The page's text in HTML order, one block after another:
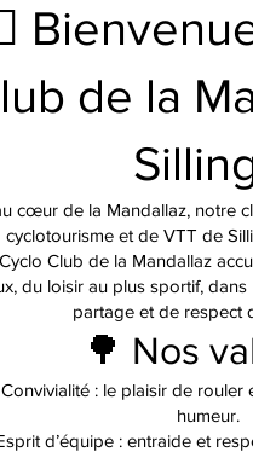
de la
cœur de la Mandallaz, notre
cyclotourisme et de VTT de
Club de la Mandallaz
du loisir au plus sportif,
partage et de respect
🌳 Nos
Convivialité : le plaisir de rouler
humeur.
d’équipe : entraide et